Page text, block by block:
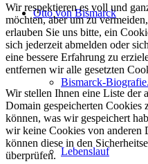
Otto von Bismarck
Bismarck-
Lebenslauf
Wir respektieren es voll und
möchten, aber um zu
erlauben Sie uns bitte, ein
sich jederzeit abmelden oder
eine bessere Erfahrung zu
entfernen wir alle gesetzten
Wir stellen Ihnen eine Liste der
Domain gespeicherten Cookies
können, was wir gespeichert
wir keine Cookies von anderen
können diese in den
überprüfen.